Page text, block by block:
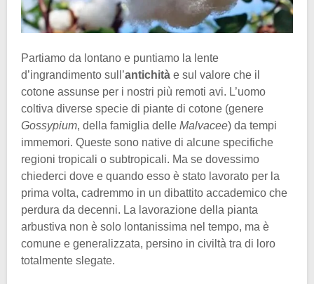
Partiamo da lontano e puntiamo la lente
d’ingrandimento sull’antichità e sul valore che il
cotone assunse per i nostri più remoti avi. L’uomo
coltiva diverse specie di piante di cotone (genere
Gossypium, della famiglia delle Malvacee) da tempi
immemori. Queste sono native di alcune specifiche
regioni tropicali o subtropicali. Ma se dovessimo
chiederci dove e quando esso è stato lavorato per la
prima volta, cadremmo in un dibattito accademico che
perdura da decenni. La lavorazione della pianta
arbustiva non è solo lontanissima nel tempo, ma è
comune e generalizzata, persino in civiltà tra di loro
totalmente slegate.